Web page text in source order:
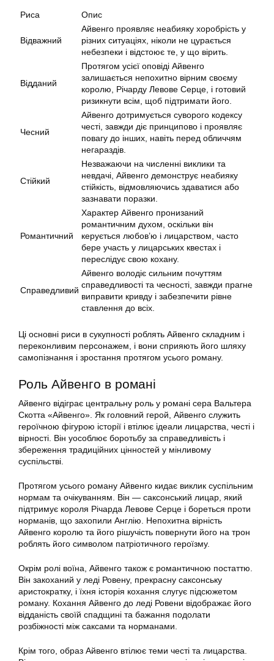
Риса Опис
Відважний
Айвенго проявляє неабияку хоробрість у
різних ситуаціях, ніколи не цурається
небезпеки і відстоює те, у що вірить.
Відданий
Протягом усієї оповіді Айвенго
залишається непохитно вірним своєму
королю, Річарду Левове Серце, і готовий
ризикнути всім, щоб підтримати його.
Чесний
Айвенго дотримується суворого кодексу
честі, завжди діє принципово і проявляє
повагу до інших, навіть перед обличчям
негараздів.
Стійкий
Незважаючи на численні виклики та
невдачі, Айвенго демонструє неабияку
стійкість, відмовляючись здаватися або
зазнавати поразки.
Романтичний
Характер Айвенго пронизаний
романтичним духом, оскільки він
керується любов’ю і лицарством, часто
бере участь у лицарських квестах і
переслідує свою кохану.
Справедливий
Айвенго володіє сильним почуттям
справедливості та чесності, завжди прагне
виправити кривду і забезпечити рівне
ставлення до всіх.
Ці основні риси в сукупності роблять Айвенго складним і
переконливим персонажем, і вони сприяють його шляху
самопізнання і зростання протягом усього роману.
Роль Айвенго в романі
Айвенго відіграє центральну роль у романі сера Вальтера
Скотта «Айвенго». Як головний герой, Айвенго служить
героїчною фігурою історії і втілює ідеали лицарства, честі і
вірності. Він уособлює боротьбу за справедливість і
збереження традиційних цінностей у мінливому
суспільстві.
Протягом усього роману Айвенго кидає виклик суспільним
нормам та очікуванням. Він — саксонський лицар, який
підтримує короля Річарда Левове Серце і бореться проти
норманів, що захопили Англію. Непохитна вірність
Айвенго королю та його рішучість повернути його на трон
роблять його символом патріотичного героїзму.
Окрім ролі воїна, Айвенго також є романтичною постаттю.
Він закоханий у леді Ровену, прекрасну саксонську
аристократку, і їхня історія кохання слугує підсюжетом
роману. Кохання Айвенго до леді Ровени відображає його
відданість своїй спадщині та бажання подолати
розбіжності між саксами та норманами.
Крім того, образ Айвенго втілює теми честі та лицарства.